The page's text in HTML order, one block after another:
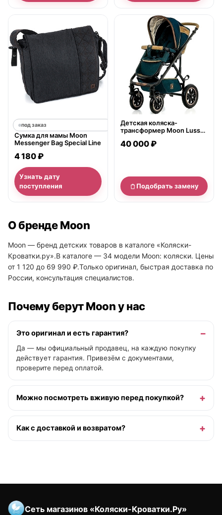
под заказ
Сумка для мамы Moon
Messenger Bag Special Line
4 180 ₽
Узнать дату
поступления
нет в продаже
Детская коляска-
трансформер Moon Lusso
40 000 ₽
Подобрать замену
О бренде Moon
Moon — бренд детских товаров в каталоге «Коляски-
Кроватки.ру».В каталоге — 34 модели Moon: коляски. Цены
от 1 120 до 69 990 ₽.Только оригинал, быстрая доставка по
России, консультация специалистов.
Почему берут Moon у нас
Это оригинал и есть гарантия?
Да — мы официальный продавец, на каждую покупку
действует гарантия. Привезём с документами,
проверите перед оплатой.
Можно посмотреть вживую перед покупкой?
Как с доставкой и возвратом?
Сеть магазинов «Коляски-Кроватки.Ру»